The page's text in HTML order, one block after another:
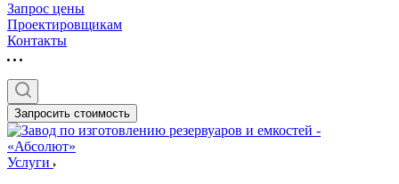
Запрос цены
Проектировщикам
Контакты
Запросить стоимость
Услуги